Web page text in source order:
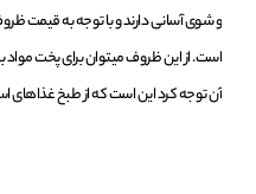
و شوی آسانی دارند و با توجه به قیمت
است. از این ظروف میتوان برای پخت مواد
آن توجه کرد این است که از طبخ غذاهای